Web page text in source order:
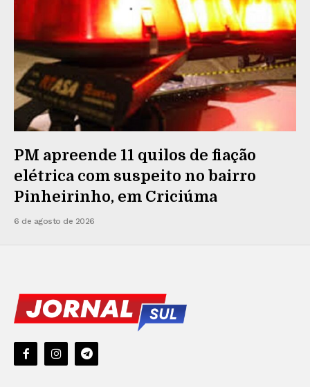
PM apreende 11 quilos de fiação
elétrica com suspeito no bairro
Pinheirinho, em Criciúma
6 de agosto de 2026